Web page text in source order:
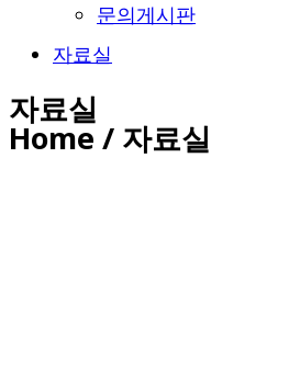
문의게시판
자료실
자료실
Home / 자료실